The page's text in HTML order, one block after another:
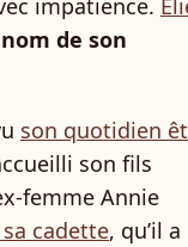
impatience.
de son
son quotidien
son fils
femme Annie
cadette, qu’il a